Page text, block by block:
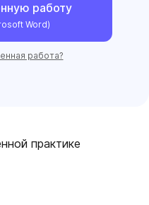
работу
Word)
работа?
практике